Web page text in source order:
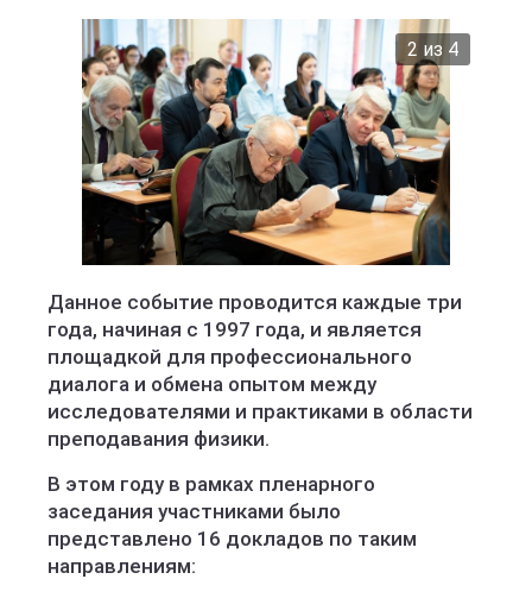
2 из 4
Данное событие проводится каждые три
года, начиная с 1997 года, и является
площадкой для профессионального
диалога и обмена опытом между
исследователями и практиками в области
преподавания физики.
В этом году в рамках пленарного
заседания участниками было
представлено 16 докладов по таким
направлениям: